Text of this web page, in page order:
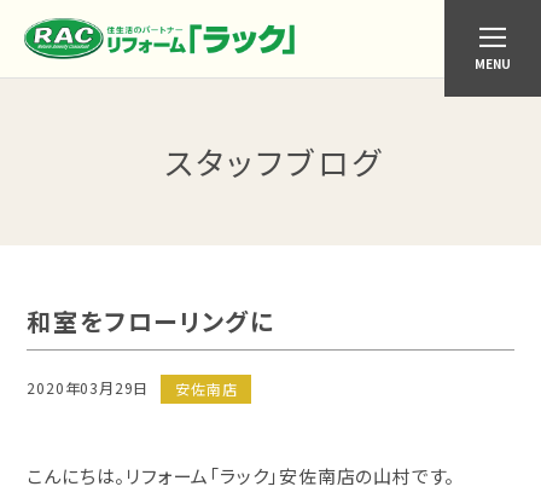
MENU
スタッフブログ
和室をフローリングに
2020年03月29日 安佐南店
こんにちは。リフォーム「ラック」安佐南店の山村です。